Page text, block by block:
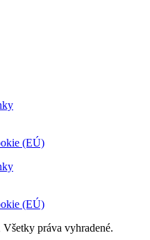
(EÚ)
(EÚ)
práva vyhradené.